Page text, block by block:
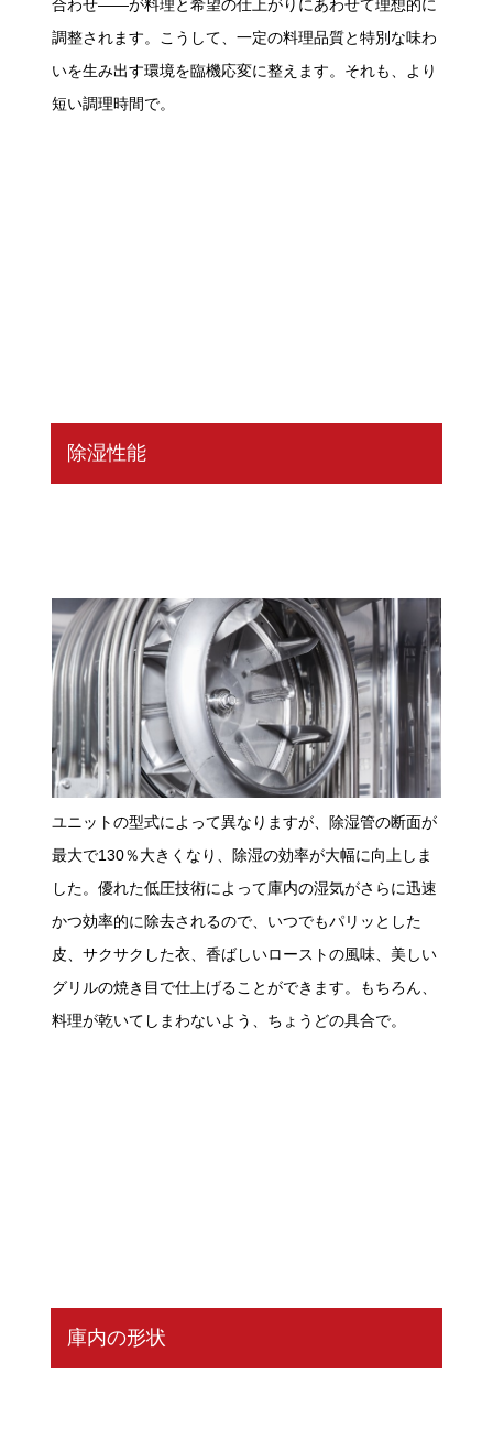
合わせ――が料理と希望の仕上がりにあわせて理想的に
調整されます。こうして、一定の料理品質と特別な味わ
いを生み出す環境を臨機応変に整えます。それも、より
短い調理時間で。
除湿性能
ユニットの型式によって異なりますが、除湿管の断面が
最大で130％大きくなり、除湿の効率が大幅に向上しま
した。優れた低圧技術によって庫内の湿気がさらに迅速
かつ効率的に除去されるので、いつでもパリッとした
皮、サクサクした衣、香ばしいローストの風味、美しい
グリルの焼き目で仕上げることができます。もちろん、
料理が乾いてしまわないよう、ちょうどの具合で。
庫内の形状